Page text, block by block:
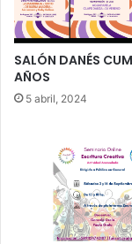
SALÓN DANÉS
AÑOS
5 abril, 2024